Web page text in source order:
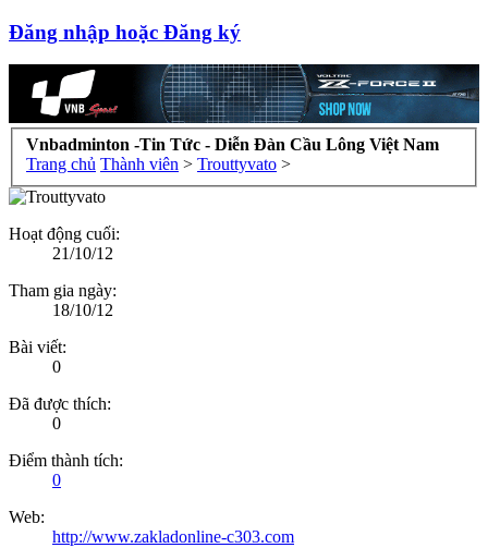
Đăng nhập hoặc Đăng ký
Vnbadminton -Tin Tức - Diễn Đàn Cầu Lông Việt Nam
Trang chủ Thành viên > Trouttyvato >
Hoạt động cuối:
21/10/12
Tham gia ngày:
18/10/12
Bài viết:
0
Đã được thích:
0
Điểm thành tích:
0
Web:
http://www.zakladonline-c303.com